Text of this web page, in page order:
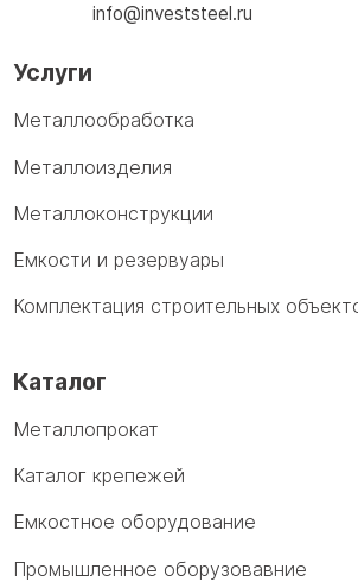
info@investsteel.ru
Услуги
Металлообработка
Металлоизделия
Металлоконструкции
Емкости и резервуары
Комплектация строительных
Каталог
Металлопрокат
Каталог крепежей
Емкостное оборудование
Промышленное оборузовавние